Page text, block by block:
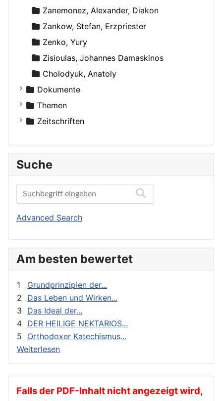
Zanemonez, Alexander, Diakon
Zankow, Stefan, Erzpriester
Zenko, Yury
Zisioulas, Johannes Damaskinos
Сholodyuk, Anatoly
Dokumente
Russische Orthodoxe Kirche
Russische Orthodoxe Kirche im Ausland
Themen
Agiographie (Viten)
Autokephale und autonome Kirchen
Beziehung und Ehe
Bibelwissenschaft
Biographien
Buchbesprechungen und Nachrichten
Exegese
Feste
Geistliches Leben
Geschichte
gnadenhafte Erscheinungen
Heilige
Ikonen
Kalender
Zeitschriften
Der Frohbote
DOM
Orthodoxe Stimmen
Orthodoxes Franken
Orthodoxie Heute
Stimme der Orthodoxie
Suche
Advanced Search
Am besten bewertet
1
Grundprinzipien der...
2
Das Leben und Wirken...
3
Das Ideal der...
4 DER HEILIGE NEKTARIOS...
5
Orthodoxer Katechismus...
Weiterlesen
Falls der PDF-Inhalt nicht angezeigt wird,